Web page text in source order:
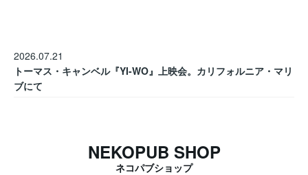
2026.07.21
トーマス・キャンベル『YI-WO』上映会。カリフォルニア・マリ
ブにて
NEKOPUB SHOP
ネコパブショップ